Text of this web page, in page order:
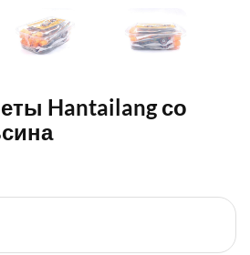
Hantailang со